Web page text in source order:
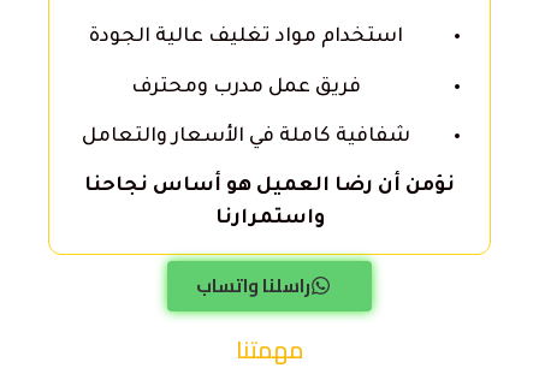
استخدام مواد تغليف عالية الجودة
فريق عمل مدرب ومحترف
شفافية كاملة في الأسعار والتعامل
نؤمن أن رضا العميل هو أساس نجاحنا
واستمرارنا
راسلنا واتساب
مهمتنا